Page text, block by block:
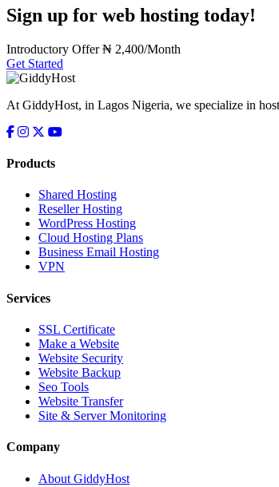
Sign up for web hosting today!
Introductory Offer₦ 2,400/Month
Get Started
At GiddyHost, in Lagos Nigeria, we specialize in
Products
Shared Hosting
Reseller Hosting
WordPress Hosting
Cloud Hosting Plans
Business Email Hosting
VPN
Services
SSL Certificate
Make a Website
Website Security
Website Backup
Seo Tools
Website Transfer
Site & Server Monitoring
Company
About GiddyHost